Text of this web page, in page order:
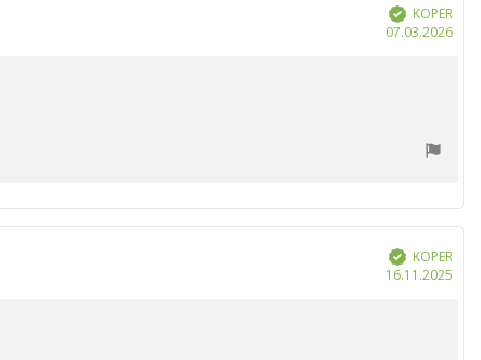
Geverifieerd
KOPER
07.03.2026
Geverifieerd
KOPER
16.11.2025